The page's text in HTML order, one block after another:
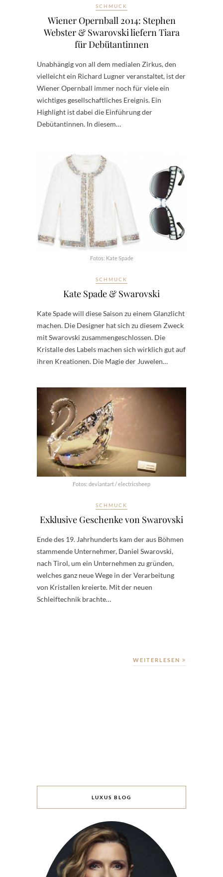
SCHMUCK
Wiener Opernball 2014: Stephen
Webster & Swarovski liefern Tiara
für Debütantinnen
Unabhängig von all dem medialen Zirkus, den
vielleicht ein Richard Lugner veranstaltet, ist der
Wiener Opernball immer noch für viele ein
wichtiges gesellschaftliches Ereignis. Ein
Highlight ist dabei die Einführung der
Debütantinnen. In diesem…
Fotos: Kate Spade
SCHMUCK
Kate Spade & Swarovski
Kate Spade will diese Saison zu einem Glanzlicht
machen. Die Designer hat sich zu diesem Zweck
mit Swarovski zusammengeschlossen. Die
Kristalle des Labels machen sich wirklich gut auf
ihren Kreationen. Die Magie der Juwelen…
Fotos: deviantart / electricsheep
SCHMUCK
Exklusive Geschenke von Swarovski
Ende des 19. Jahrhunderts kam der aus Böhmen
stammende Unternehmer, Daniel Swarovski,
nach Tirol, um ein Unternehmen zu gründen,
welches ganz neue Wege in der Verarbeitung
von Kristallen kreierte. Mit der neuen
Schleiftechnik brachte…
WEITERLESEN
LUXUS BLOG